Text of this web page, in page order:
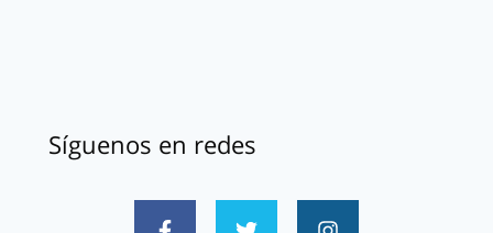
Síguenos en redes